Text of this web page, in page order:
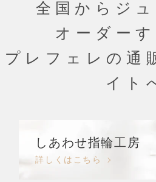
全国からジ
オーダーす
プレフェレの通
イト
しあわせ指輪工房
詳しくはこちら